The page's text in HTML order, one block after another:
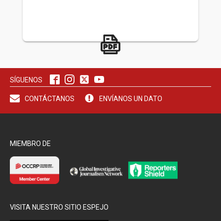
SÍGUENOS
CONTÁCTANOS ENVÍANOS UN DATO
MIEMBRO DE
VISITA NUESTRO SITIO ESPEJO